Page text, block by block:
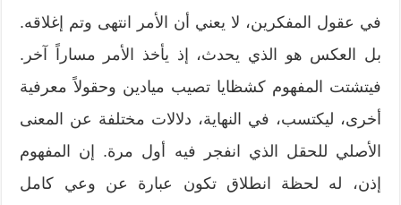
في عقول المفكرين، لا يعني أن الأمر انتهى وتم إغلاقه.
بل العكس هو الذي يحدث، إذ يأخذ الأمر مساراً آخر.
فيتشتت المفهوم كشظايا تصيب ميادين وحقولاً معرفية
أخرى، ليكتسب، في النهاية، دلالات مختلفة عن المعنى
الأصلي للحقل الذي انفجر فيه أول مرة. إن المفهوم
إذن، له لحظة انطلاق تكون عبارة عن وعي كامل